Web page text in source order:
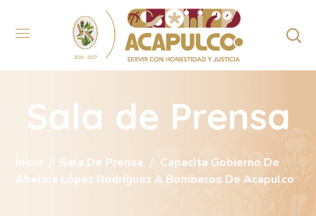
Sala de Prensa
Inicio Sala De Prensa
Capacita Gobierno De
Abelina López Rodríguez A Bomberos De Acapulco